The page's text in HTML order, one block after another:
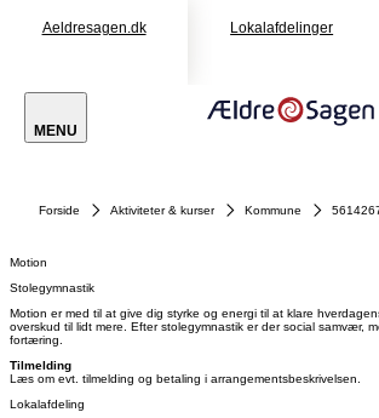
Aeldresagen.dk Lokalafdelinger
MENU
Forside Aktiviteter & kurser Kommune
Motion
Stolegymnastik
Motion er med til at give dig styrke og energi til at klare
overskud til lidt mere. Efter stolegymnastik er der social samvær,
fortæring.
Tilmelding
Læs om evt. tilmelding og betaling i arrangementsbeskrivelsen.
Lokalafdeling